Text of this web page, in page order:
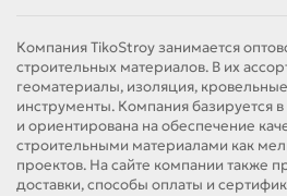
Компания TikoStroy занимается
строительных материалов. В их
геоматериалы, изоляция,
инструменты. Компания базируется
и ориентирована на обеспечение
строительными материалами как
проектов. На сайте компании также
доставки, способы оплаты и